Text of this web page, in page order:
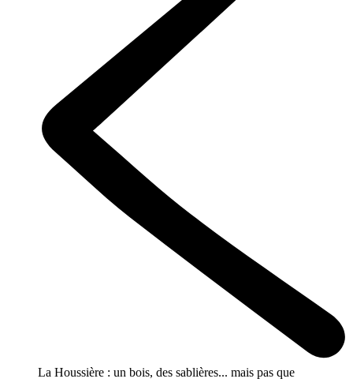
La Houssière : un bois, des sablières... mais pas que